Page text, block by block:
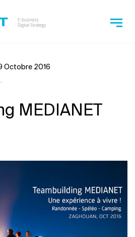
Octobre 2016
MEDIANET